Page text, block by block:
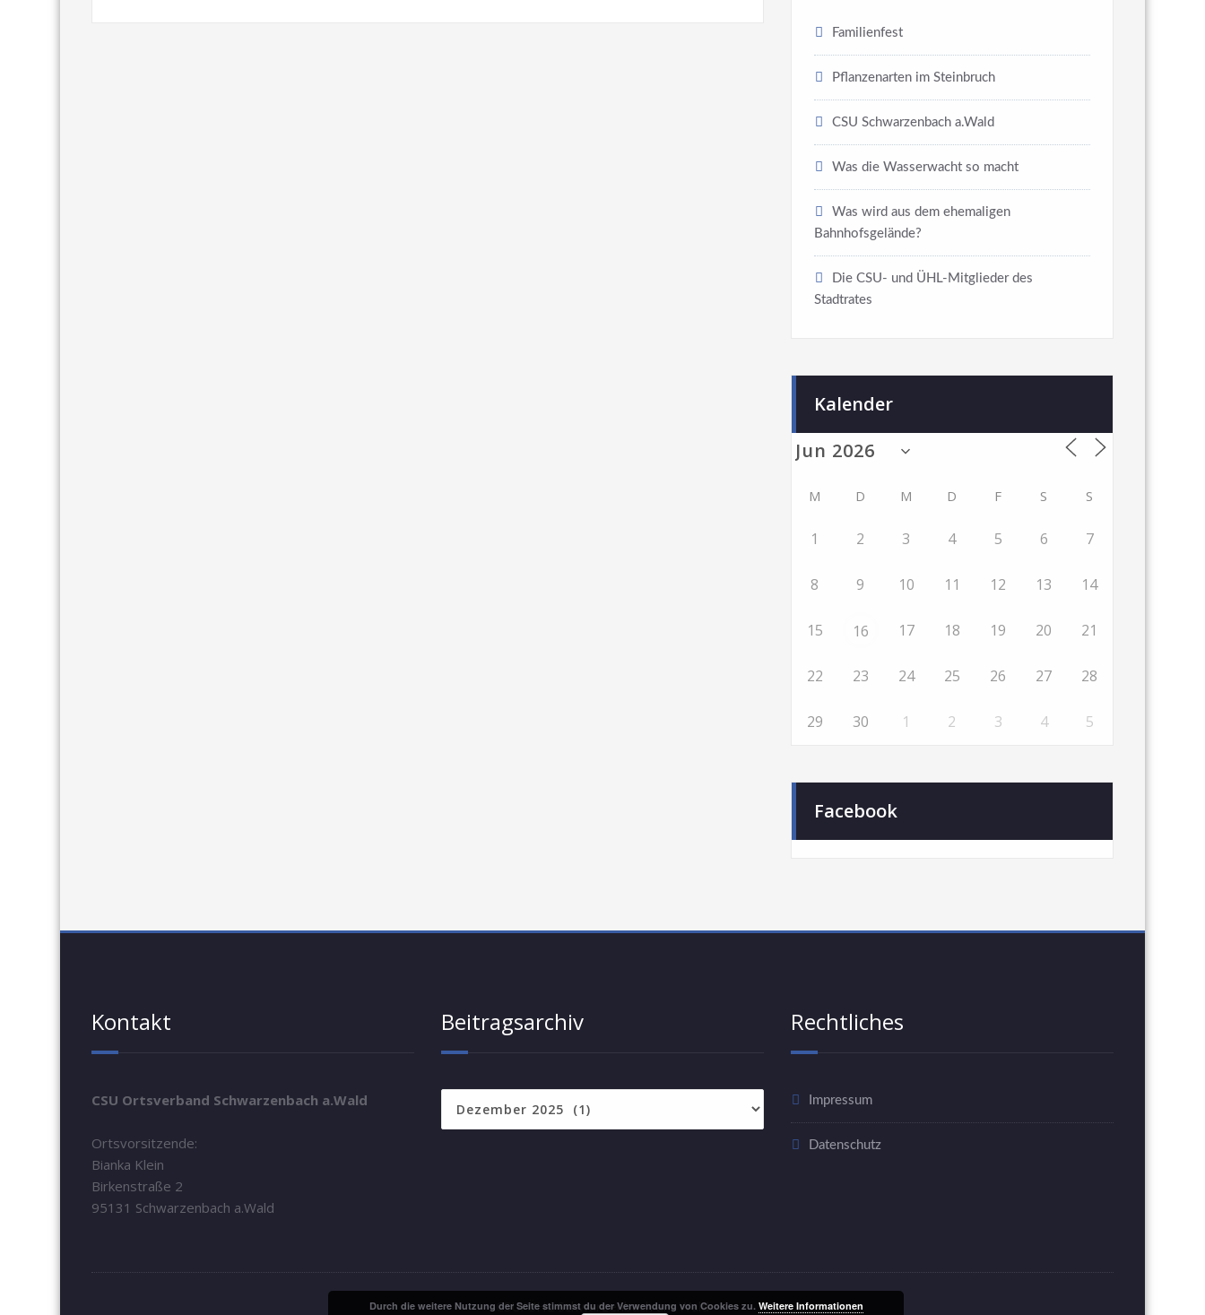
Familienfest
Pflanzenarten im Steinbruch
CSU Schwarzenbach a.Wald
Was die Wasserwacht so macht
Was wird aus dem ehemaligen
Bahnhofsgelände?
Die CSU- und ÜHL-Mitglieder des
Stadtrates
Kalender
M D M D F S S
1 2 3 4 5 6 7
8 9 10 11 12 13 14
15 16 17 18 19 20 21
22 23 24 25 26 27 28
29 30 1 2 3 4 5
Facebook
Kontakt
CSU Ortsverband Schwarzenbach a.Wald
Ortsvorsitzende:
Bianka Klein
Birkenstraße 2
95131 Schwarzenbach a.Wald
Beitragsarchiv Rechtliches
Impressum
Datenschutz
CSU/ÜHL Schwarzenbach am Wald
Durch die weitere Nutzung der Seite stimmst du der Verwendung von Cookies zu. Weitere Informationen